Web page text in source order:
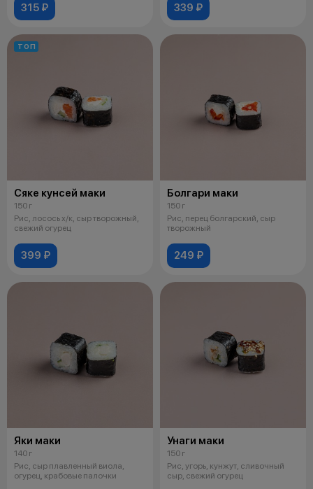
315 ₽ 339 ₽
ТОП
Сяке кунсей маки
150 г
Рис, лосось х/к, сыр творожный,
свежий огурец
399 ₽
Болгари маки
150 г
Рис, перец болгарский, сыр
творожный
249 ₽
Яки маки
140 г
Рис, сыр плавленный виола,
огурец, крабовые палочки
Унаги маки
150 г
Рис, угорь, кунжут, сливочный
сыр, свежий огурец